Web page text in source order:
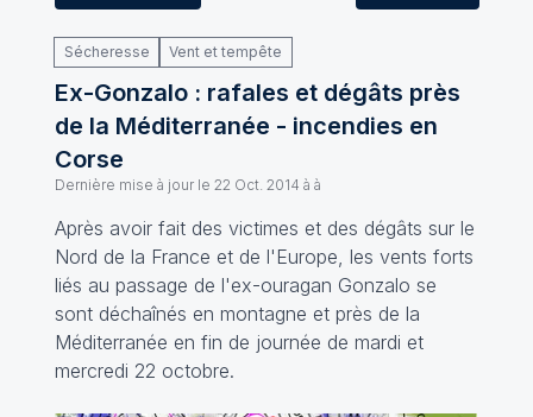
Sécheresse Vent et tempête
Ex-Gonzalo : rafales et dégâts près
de la Méditerranée - incendies en
Corse
Dernière mise à jour le 22 Oct. 2014 à à
Après avoir fait des victimes et des dégâts sur le
Nord de la France et de l'Europe, les vents forts
liés au passage de l'ex-ouragan Gonzalo se
sont déchaînés en montagne et près de la
Méditerranée en fin de journée de mardi et
mercredi 22 octobre.